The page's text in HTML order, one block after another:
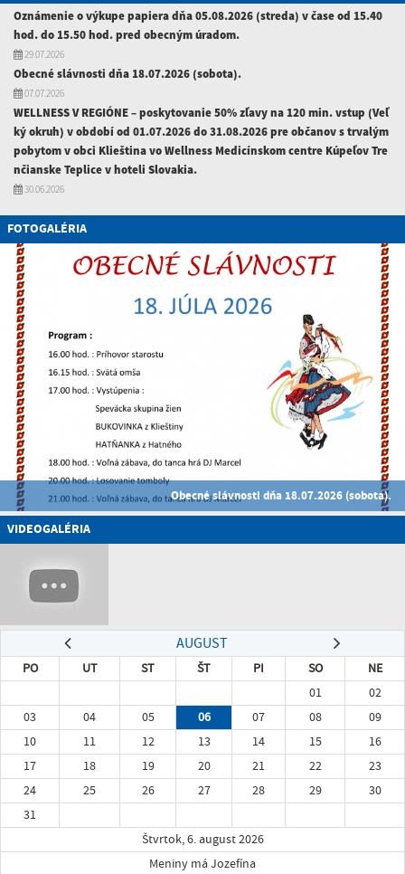
Oznámenie o výkupe papiera dňa 05.08.2026 (streda) v čase od 15.40
hod. do 15.50 hod. pred obecným úradom.
29.07.2026
Obecné slávnosti dňa 18.07.2026 (sobota).
07.07.2026
WELLNESS V REGIÓNE – poskytovanie 50% zľavy na 120 min. vstup (Veľ
ký okruh) v období od 01.07.2026 do 31.08.2026 pre občanov s trvalým
pobytom v obci Klieština vo Wellness Medicínskom centre Kúpeľov Tre
nčianske Teplice v hoteli Slovakia.
30.06.2026
FOTOGALÉRIA
Obecné slávnosti dňa 18.07.2026 (sobota).
VIDEOGALÉRIA
AUGUST
PO UT ST ŠT PI SO
NE
01
02
03
04 05 06 07 08
09
10
11 12 13 14 15
16
17
18 19 20 21 22
23
24
25 26 27 28 29
30
31
Štvrtok, 6. august 2026
Meniny má Jozefína